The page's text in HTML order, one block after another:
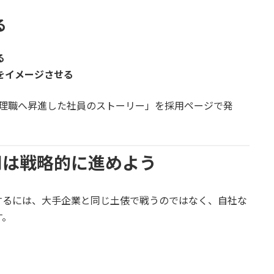
イメージさせる
職へ昇進した社員のストーリー」を採用ページで発
戦略的に進めよう
には、大手企業と同じ土俵で戦うのではなく、自社な